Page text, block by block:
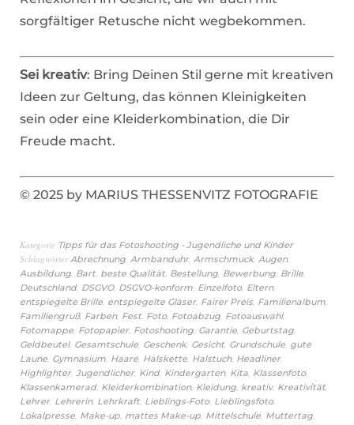
sorgfältiger Retusche nicht wegbekommen.
Sei kreativ: Bring Deinen Stil gerne mit kreativen
Ideen zur Geltung, das können Kleinigkeiten
sein oder eine Kleiderkombination, die Dir
Freude macht.
© 2025 by MARIUS THESSENVITZ FOTOGRAFIE
Kategorie Tipps für das Fotoshooting - Jugendliche und Kinder
Schlagwörter Abrechnung Armbanduhr, Armschmuck, Augen,
Ausbildung Bart beste Qualität Bestellung Bewerbung Brille
Deutschland, DSGVO, DSGVO-konform Einzelfoto, Eltern,
entspiegelte Brille entspiegelte Gläser, Fairer Preis Familienalbum
Familiengruß, Farben, Fest Foto, Fotoabzug Fotoauswahl,
Fotomappe Fotopapier, Fotoshooting Garantie Geburtstag
Geldbeutel, Gesamtschule Geschenk, Gesicht Grundschule gute
Laune Gymnasium Haare Halskette Halstuch, Headliner,
Highlighter, Jugendlicher, Kind, Kindergarten, Kita Klassenfoto,
Klassenkamerad, Kleiderkombination, Kleidung kreativ, Kreativität
Lehrer, Lehrerin, Lehrkraft Lieblings-Foto, Lieblingsfoto,
Lokalpresse Make-up mattes Make-up Mittelschule Muttertag